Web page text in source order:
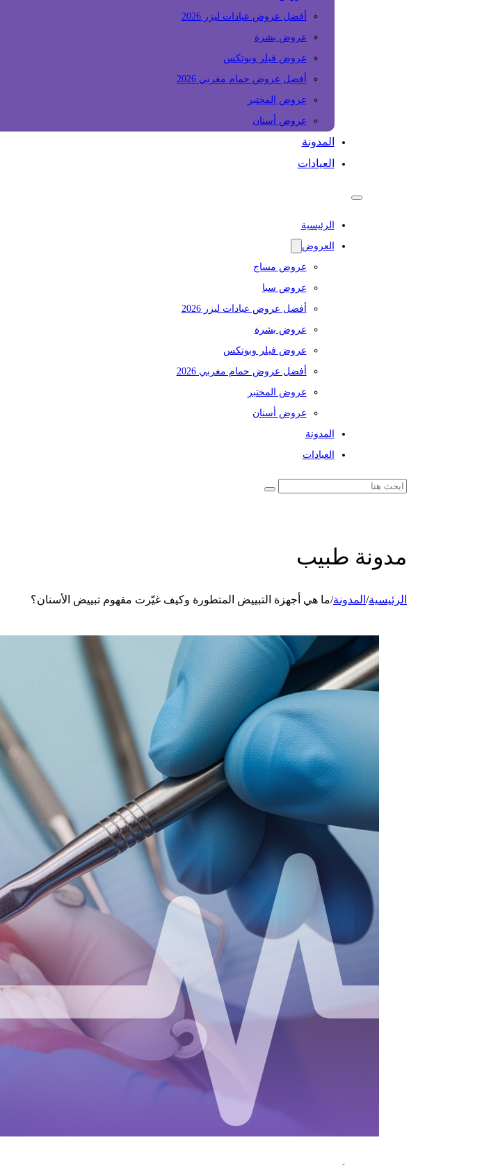
أفضل عروض عيادات ليزر 2026
عروض بشرة
عروض فيلر وبوتكس
أفضل عروض حمام مغربي 2026
عروض المختبر
عروض أسنان
المدونة
العيادات
الرئيسية
العروض
عروض مساج
عروض سبا
أفضل عروض عيادات ليزر 2026
عروض بشرة
عروض فيلر وبوتكس
أفضل عروض حمام مغربي 2026
عروض المختبر
عروض أسنان
المدونة
العيادات
مدونة طبيب
الرئيسية/ المدونة/ما هي أجهزة التبييض المتطورة وكيف غيّرت مفهوم تبييض الأسنان؟